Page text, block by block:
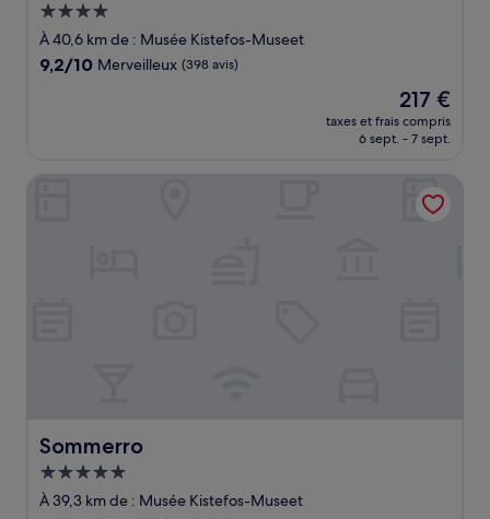
Hébergement
4.0 étoiles
À 40,6 km de : Musée Kistefos-Museet
9.2
9,2/10 Merveilleux (398 avis)
Le
nouveau
prix
de
217 €
217 €
taxes et frais compris
6 sept. - 7 sept.
Sommerro
Sommerro
Hébergement
5.0 étoiles
À 39,3 km de : Musée Kistefos-Museet